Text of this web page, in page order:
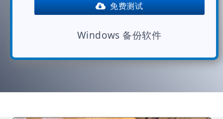
免费测试
Windows 备份软件